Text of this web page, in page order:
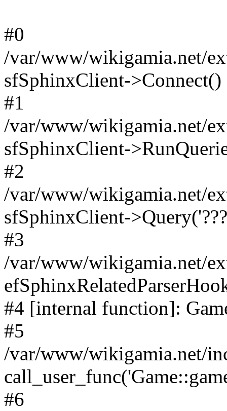
#0
/var/www/wikigamia.net/
sfSphinxClient->Connect()
#1
/var/www/wikigamia.net/
sfSphinxClient-
#2
/var/www/wikigamia.net/
sfSphinxClient-
#3
/var/www/wikigamia.net/
#4 [internal function]:
#5
/var/www/wikigamia.net/
#6